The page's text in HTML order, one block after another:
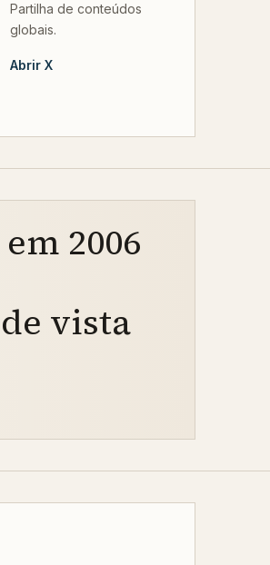
Partilha de conteúdos
globais.
Abrir X
2006
vista